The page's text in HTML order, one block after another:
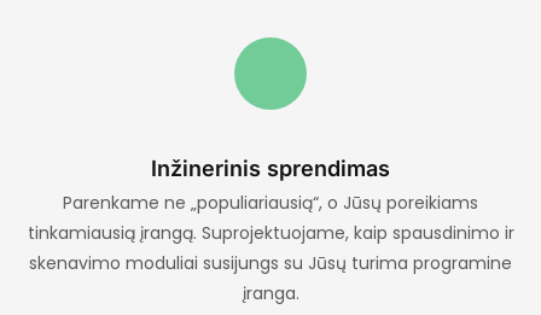
Inžinerinis sprendimas
Parenkame ne „populiariausią“, o Jūsų poreikiams
tinkamiausią įrangą. Suprojektuojame, kaip spausdinimo ir
skenavimo moduliai susijungs su Jūsų turima programine
įranga.